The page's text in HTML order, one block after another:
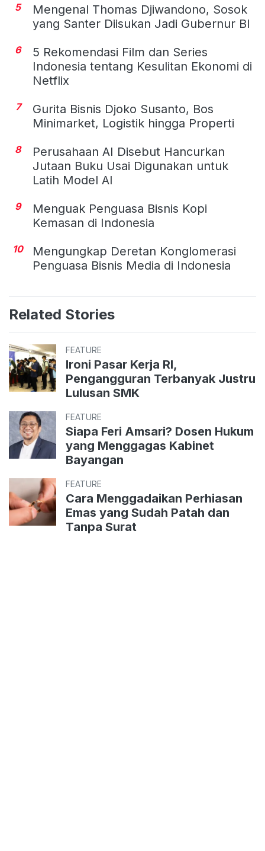
5
Mengenal Thomas Djiwandono, Sosok
yang Santer Diisukan Jadi Gubernur BI
6
5 Rekomendasi Film dan Series
Indonesia tentang Kesulitan Ekonomi di
Netflix
7
Gurita Bisnis Djoko Susanto, Bos
Minimarket, Logistik hingga Properti
8
Perusahaan AI Disebut Hancurkan
Jutaan Buku Usai Digunakan untuk
Latih Model AI
9
Menguak Penguasa Bisnis Kopi
Kemasan di Indonesia
10
Mengungkap Deretan Konglomerasi
Penguasa Bisnis Media di Indonesia
Related Stories
FEATURE
Ironi Pasar Kerja RI,
Pengangguran Terbanyak Justru
Lulusan SMK
FEATURE
Siapa Feri Amsari? Dosen Hukum
yang Menggagas Kabinet
Bayangan
FEATURE
Cara Menggadaikan Perhiasan
Emas yang Sudah Patah dan
Tanpa Surat